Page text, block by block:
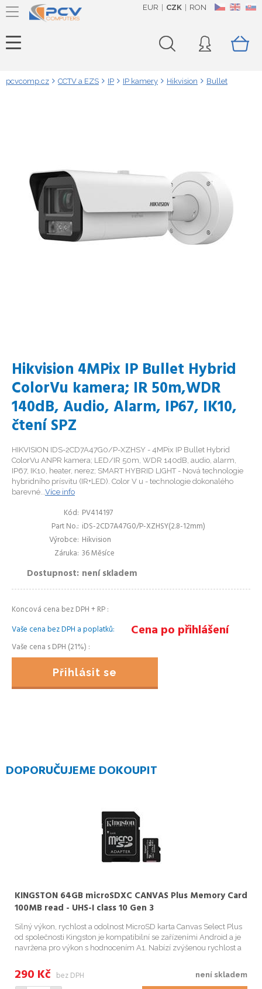
CZ EN SK
EUR CZK RON
pcvcomp.cz CCTV a EZS IP IP kamery Hikvision Bullet
Hikvision 4MPix IP Bullet Hybrid
ColorVu kamera; IR 50m,WDR
140dB, Audio, Alarm, IP67, IK10,
čtení SPZ
HIKVISION IDS-2CD7A47G0/P-XZHSY - 4MPix IP Bullet Hybrid
ColorVu ANPR kamera; LED/IR 50m, WDR 140dB, audio, alarm,
IP67, IK10, heater, nerez; SMART HYBRID LIGHT - Nová technologie
hybridního prísvitu (IR+LED). Color V u - technologie dokonalého
barevné...Více info
Kód PV414197
Part No. iDS-2CD7A47G0/P-XZHSY(2.8-12mm)
Výrobce Hikvision
Záruka 36 Měsíce
Dostupnost není skladem
Koncová cena bez DPH + RP
Vaše cena bez DPH a poplatků
Cena po přihlášení
Vaše cena s DPH (21%)
Přihlásit se
DOPORUČUJEME DOKOUPIT
KINGSTON 64GB microSDXC CANVAS Plus Memory Card
100MB read - UHS-I class 10 Gen 3
Silný výkon, rychlost a odolnost MicroSD karta Canvas Select Plus
od společnosti Kingston je kompatibilní se zařízeními Android a je
navržena pro výkon s hodnocením A1. Nabízí zvýšenou rychlost a
není skladem
290 Kč bez DPH